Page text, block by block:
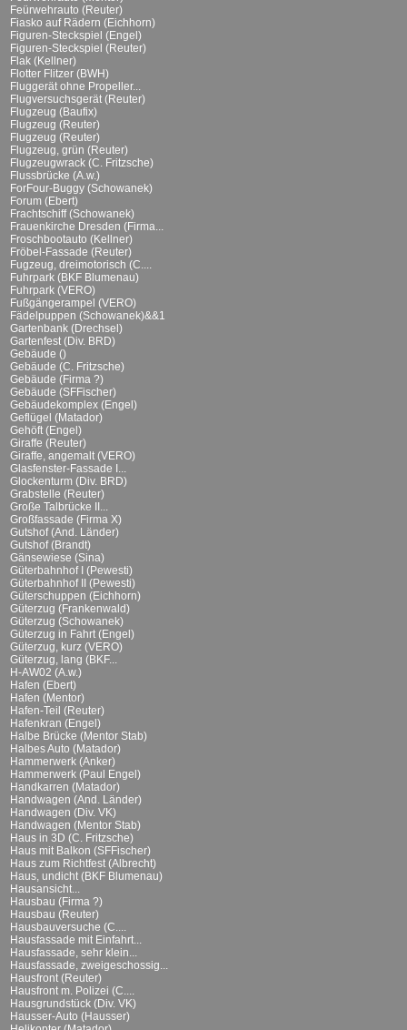
Feürwehrauto (Reuter)
Fiasko auf Rädern (Eichhorn)
Figuren-Steckspiel (Engel)
Figuren-Steckspiel (Reuter)
Flak (Kellner)
Flotter Flitzer (BWH)
Fluggerät ohne Propeller...
Flugversuchsgerät (Reuter)
Flugzeug (Baufix)
Flugzeug (Reuter)
Flugzeug (Reuter)
Flugzeug, grün (Reuter)
Flugzeugwrack (C. Fritzsche)
Flussbrücke (A.w.)
ForFour-Buggy (Schowanek)
Forum (Ebert)
Frachtschiff (Schowanek)
Frauenkirche Dresden (Firma...
Froschbootauto (Kellner)
Fröbel-Fassade (Reuter)
Fugzeug, dreimotorisch (C....
Fuhrpark (BKF Blumenau)
Fuhrpark (VERO)
Fußgängerampel (VERO)
Fädelpuppen (Schowanek)&&1
Gartenbank (Drechsel)
Gartenfest (Div. BRD)
Gebäude ()
Gebäude (C. Fritzsche)
Gebäude (Firma ?)
Gebäude (SFFischer)
Gebäudekomplex (Engel)
Geflügel (Matador)
Gehöft (Engel)
Giraffe (Reuter)
Giraffe, angemalt (VERO)
Glasfenster-Fassade I...
Glockenturm (Div. BRD)
Grabstelle (Reuter)
Große Talbrücke II...
Großfassade (Firma X)
Gutshof (And. Länder)
Gutshof (Brandt)
Gänsewiese (Sina)
Güterbahnhof I (Pewesti)
Güterbahnhof II (Pewesti)
Güterschuppen (Eichhorn)
Güterzug (Frankenwald)
Güterzug (Schowanek)
Güterzug in Fahrt (Engel)
Güterzug, kurz (VERO)
Güterzug, lang (BKF...
H-AW02 (A.w.)
Hafen (Ebert)
Hafen (Mentor)
Hafen-Teil (Reuter)
Hafenkran (Engel)
Halbe Brücke (Mentor Stab)
Halbes Auto (Matador)
Hammerwerk (Anker)
Hammerwerk (Paul Engel)
Handkarren (Matador)
Handwagen (And. Länder)
Handwagen (Div. VK)
Handwagen (Mentor Stab)
Haus in 3D (C. Fritzsche)
Haus mit Balkon (SFFischer)
Haus zum Richtfest (Albrecht)
Haus, undicht (BKF Blumenau)
Hausansicht...
Hausbau (Firma ?)
Hausbau (Reuter)
Hausbauversuche (C....
Hausfassade mit Einfahrt...
Hausfassade, sehr klein...
Hausfassade, zweigeschossig...
Hausfront (Reuter)
Hausfront m. Polizei (C....
Hausgrundstück (Div. VK)
Hausser-Auto (Hausser)